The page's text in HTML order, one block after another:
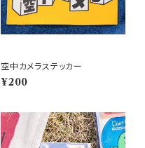
空中カメラステッカー
¥200